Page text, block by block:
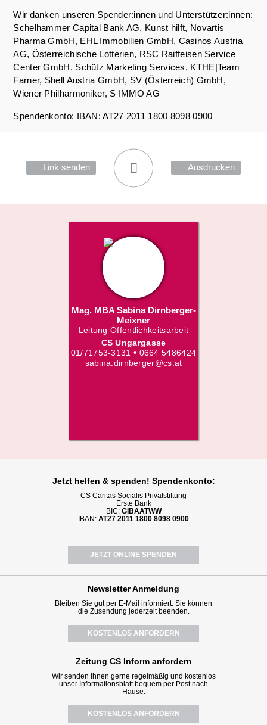
Wir danken unseren Spender:innen und Unterstützer:innen:
Schelhammer Capital Bank AG, Kunst hilft, Novartis
Pharma GmbH, EHL Immobilien GmbH, Casinos Austria
AG, Österreichische Lotterien, RSC Raiffeisen Service
Center GmbH, Schütz Marketing Services, KTHE|Team
Farner, Shell Austria GmbH, SV (Österreich) GmbH,
Wiener Philharmoniker, S IMMO AG
Spendenkonto: IBAN: AT27 2011 1800 8098 0900
Link senden Ausdrucken
Mag. MBA Sabina Dirnberger-
Meixner
Leitung Öffentlichkeitsarbeit
CS Ungargasse
01/71753-3131 • 0664 5486424
sabina.dirnberger@cs.at
Jetzt helfen & spenden! Spendenkonto:
CS Caritas Socialis Privatstiftung
Erste Bank
BIC: GIBAATWW
IBAN: AT27 2011 1800 8098 0900
JETZT ONLINE SPENDEN
NewsletterAnmeldung
Bleiben Sie gut per E-Mail informiert. Sie können
die Zusendung jederzeit beenden.
KOSTENLOS ANFORDERN
Zeitung CS Inform anfordern
Wir senden Ihnen gerne regelmäßig und kostenlos
unser Informationsblatt bequem per Post nach
Hause.
KOSTENLOS ANFORDERN